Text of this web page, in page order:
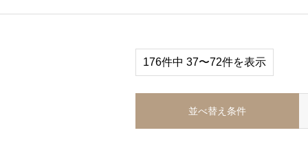
176件中 37〜72件を表示
並べ替え条件